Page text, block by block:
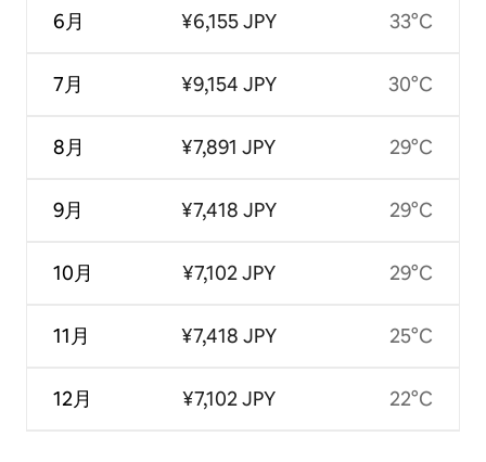
6月
7月
8月
9月
10月
11月
12月
¥6,155 JPY
¥9,154 JPY
¥7,891 JPY
¥7,418 JPY
¥7,102 JPY
¥7,418 JPY
¥7,102 JPY
33°C
30°C
29°C
29°C
29°C
25°C
22°C